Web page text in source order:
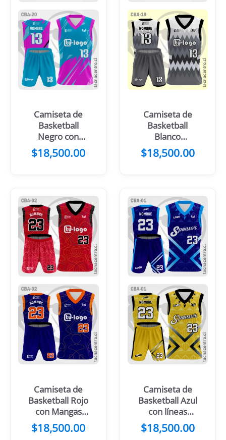
Camiseta de
Basketball
Negro con
Mangas
Amarillas
$18,500.00
Camiseta de
Basketball
Blanco
Turquesa
Negro
$18,500.00
Camiseta de
Basketball Rojo
con Mangas
Negras
$18,500.00
Camiseta de
Basketball Azul
con líneas
Celestes
$18,500.00